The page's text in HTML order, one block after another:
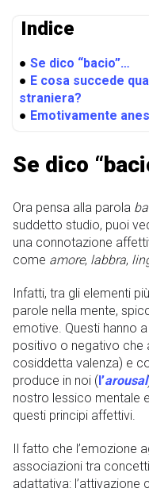
Indice
● Se dico “bacio”…
● E cosa succede
straniera?
● Emotivamente
Se dico
Ora pensa alla parola
suddetto studio, puoi
una connotazione
come amore, labbra,
Infatti, tra gli elementi
parole nella mente,
emotive. Questi hanno
positivo o negativo
cosiddetta valenza) e
produce in noi (l’arousal
nostro lessico mentale
questi principi affettivi.
Il fatto che l’emozione
associazioni tra
adattativa: l’attivazione